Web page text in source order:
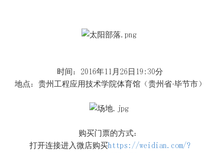
时间：2016年11月26日19:30分
地点：贵州工程应用技术学院体育馆（贵州省·毕节市）
购买门票的方式：
打开连接进入微店购买https://weidian.com/?